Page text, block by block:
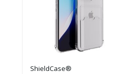
ShieldCase®